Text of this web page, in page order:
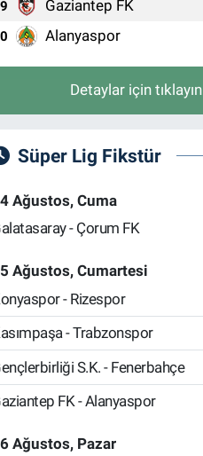
0 (224) 239 40 62
9 Gaziantep FK
Alanyaspor
Detaylar için tıklayın
Süper Lig Fikstür
Ağustos, Cuma
- Çorum FK
Ağustos, Cumartesi
- Rizespor
- Trabzonspor
S.K. - Fenerbahçe
FK - Alanyaspor
Ağustos, Pazar